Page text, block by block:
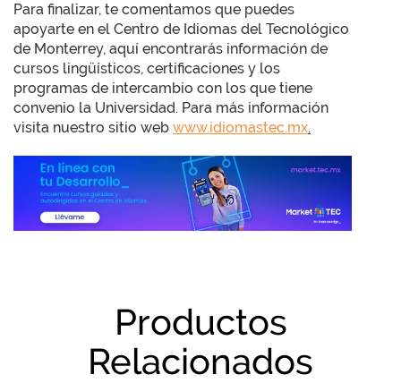
Para finalizar, te comentamos que puedes
apoyarte en el Centro de Idiomas del Tecnológico
de Monterrey, aquí encontrarás información de
cursos lingüísticos, certificaciones y los
programas de intercambio con los que tiene
convenio la Universidad. Para más información
visita nuestro sitio web www.idiomastec.mx.
Productos
Relacionados